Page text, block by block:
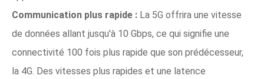
Communication plus rapide : La 5G offrira une vitesse
de données allant jusqu'à 10 Gbps, ce qui signifie une
connectivité 100 fois plus rapide que son prédécesseur,
la 4G. Des vitesses plus rapides et une latence